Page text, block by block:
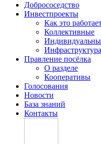
Добрососедство
Инвестпроекты
Как это
Коллективные
Инфраструктура
Правление посёлка
О разделе
Кооперативы
Голосования
Новости
База знаний
Контакты